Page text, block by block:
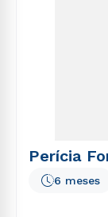
Perícia
6 meses